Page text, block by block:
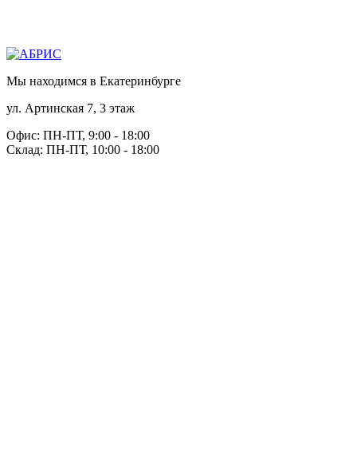
Мы находимся в Екатеринбурге
ул. Артинская 7, 3 этаж
Офис: ПН-ПТ, 9:00 - 18:00
Склад: ПН-ПТ, 10:00 - 18:00